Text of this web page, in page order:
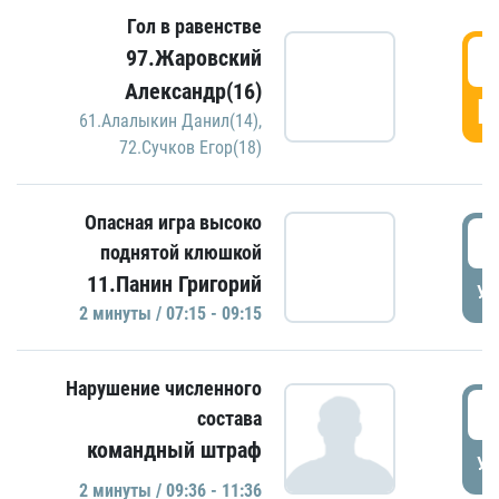
Гол в равенстве
97.Жаровский
Александр(16)
61.Алалыкин Данил(14),
72.Сучков Егор(18)
Опасная игра высоко
поднятой клюшкой
11.Панин Григорий
2 минуты / 07:15 - 09:15
Нарушение численного
состава
командный штраф
2 минуты / 09:36 - 11:36